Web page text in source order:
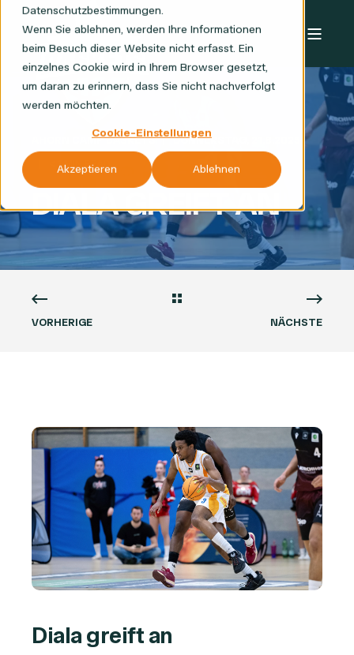
Datenschutzbestimmungen.
Wenn Sie ablehnen, werden Ihre Informationen
beim Besuch dieser Website nicht erfasst. Ein
einzelnes Cookie wird in Ihrem Browser gesetzt,
um daran zu erinnern, dass Sie nicht nachverfolgt
werden möchten.
Cookie-Einstellungen
Akzeptieren Ablehnen
AHORN CAMP BASKETS
DONNERSTAG, 21.8.2025
< 1 MIN READ
DIALA GREIFT AN
VORHERIGE NÄCHSTE
Diala greift an